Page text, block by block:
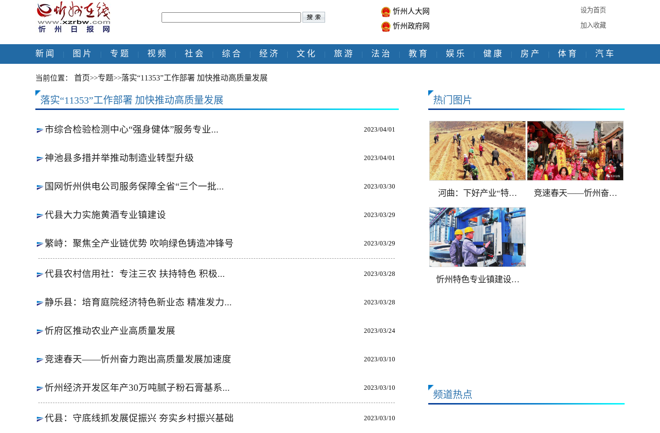
忻州人大网
忻州政府网
设为首页
加入收藏
新 闻 图 片 专 题 视 频 社 会 综 合 经 济 文 化 旅 游 法 治 教 育 娱 乐 健 康 房 产 体 育 汽 车
当前位置： 首页>>专题>>落实“11353”工作部署 加快推动高质量发展
落实“11353”工作部署 加快推动高质量发展
市综合检验检测中心“强身健体”服务专业... 2023/04/01
神池县多措并举推动制造业转型升级 2023/04/01
国网忻州供电公司服务保障全省“三个一批... 2023/03/30
代县大力实施黄酒专业镇建设 2023/03/29
繁峙：聚焦全产业链优势 吹响绿色铸造冲锋号 2023/03/29
代县农村信用社：专注三农 扶持特色 积极... 2023/03/28
静乐县：培育庭院经济特色新业态 精准发力... 2023/03/28
忻府区推动农业产业高质量发展 2023/03/24
竞速春天——忻州奋力跑出高质量发展加速度 2023/03/10
忻州经济开发区年产30万吨腻子粉石膏基系... 2023/03/10
代县：守底线抓发展促振兴 夯实乡村振兴基础 2023/03/10
热门图片
河曲：下好产业“特… 竞速春天——忻州奋…
忻州特色专业镇建设…
频道热点